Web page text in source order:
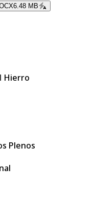
6.48 MB
Hierro
Plenos